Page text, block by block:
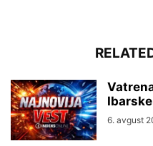
6. avgust